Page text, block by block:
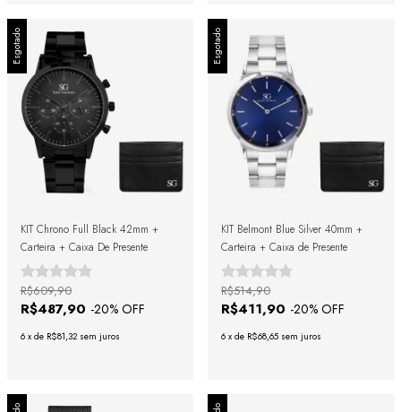
Esgotado
KIT Chrono Full Black 42mm +
Carteira + Caixa De Presente
R$487,90 -20% OFF
R$609,90
6 x de R$81,32 sem juros
Esgotado
KIT Belmont Blue Silver 40mm +
Carteira + Caixa de Presente
R$411,90 -20% OFF
R$514,90
6 x de R$68,65 sem juros